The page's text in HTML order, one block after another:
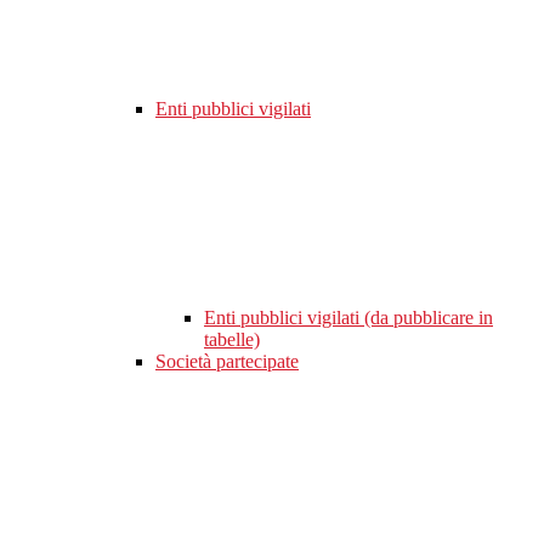
Enti pubblici vigilati
Enti pubblici vigilati (da pubblicare in
tabelle)
Società partecipate